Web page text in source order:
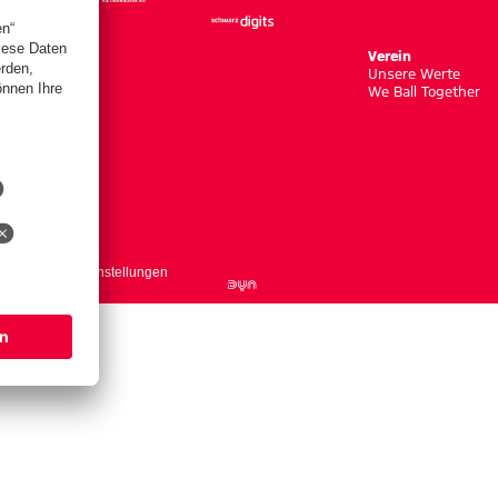
Verein
Unsere Werte
We Ball Together
Cookie-Einstellungen